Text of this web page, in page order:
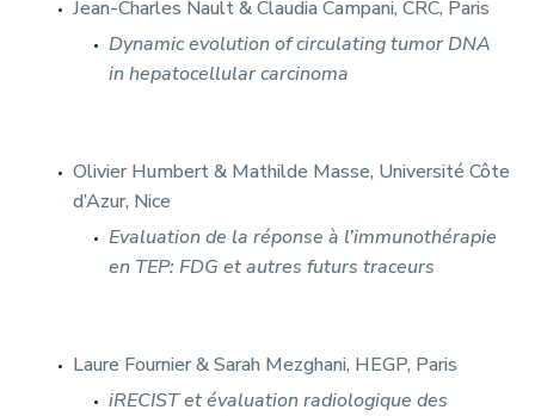
Jean-Charles Nault & Claudia Campani, CRC, Paris
Dynamic evolution of circulating tumor DNA
in hepatocellular carcinoma
Olivier Humbert & Mathilde Masse, Université Côte
d’Azur, Nice
Evaluation de la réponse à l’immunothérapie
en TEP: FDG et autres futurs traceurs
Laure Fournier & Sarah Mezghani, HEGP, Paris
iRECIST et évaluation radiologique des